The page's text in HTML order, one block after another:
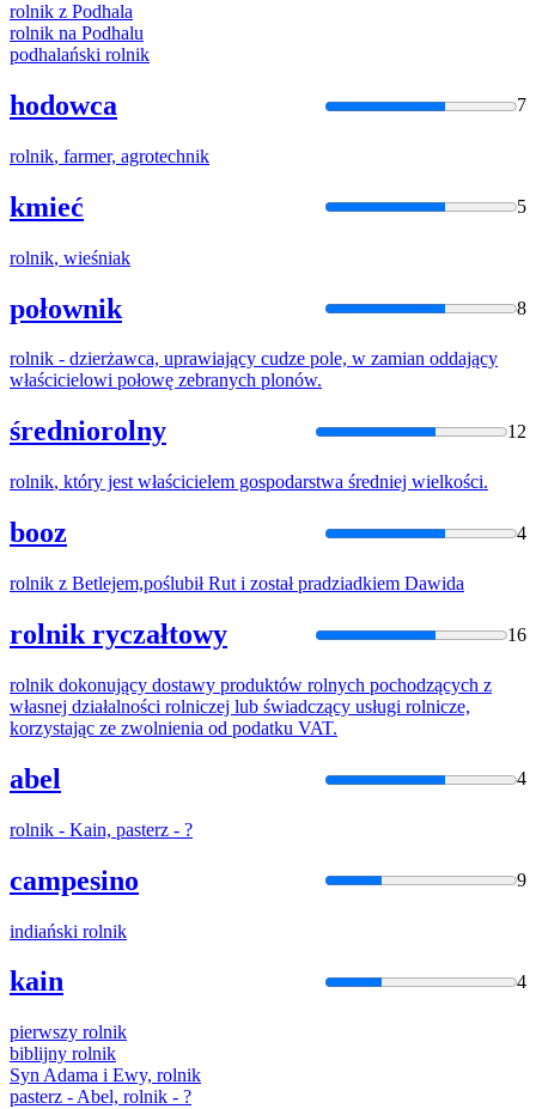
rolnik z Podhala
rolnik na Podhalu
podhalański rolnik
hodowca 7
rolnik, farmer, agrotechnik
kmieć 5
rolnik, wieśniak
połownik 8
rolnik - dzierżawca, uprawiający cudze pole, w zamian oddający
właścicielowi połowę zebranych plonów.
średniorolny 12
rolnik, który jest właścicielem gospodarstwa średniej wielkości.
booz 4
rolnik z Betlejem,poślubił Rut i został pradziadkiem Dawida
rolnik ryczałtowy 16
rolnik dokonujący dostawy produktów rolnych pochodzących z
własnej działalności rolniczej lub świadczący usługi rolnicze,
korzystając ze zwolnienia od podatku VAT.
abel 4
rolnik - Kain, pasterz - ?
campesino 9
indiański rolnik
kain 4
pierwszy rolnik
biblijny rolnik
Syn Adama i Ewy, rolnik
pasterz - Abel, rolnik - ?